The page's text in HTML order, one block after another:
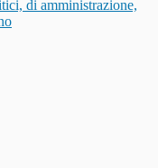
di amministrazione,